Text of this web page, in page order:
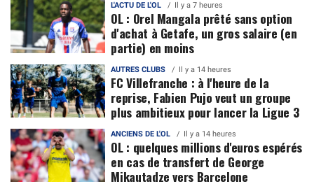
L'ACTU DE L'OL Il y a 7 heures
OL : Orel Mangala prêté sans option
d'achat à Getafe, un gros salaire (en
partie) en moins
AUTRES CLUBS Il y a 14 heures
FC Villefranche : à l'heure de la
reprise, Fabien Pujo veut un groupe
plus ambitieux pour lancer la Ligue 3
ANCIENS DE L'OL Il y a 14 heures
OL : quelques millions d'euros espérés
en cas de transfert de George
Mikautadze vers Barcelone